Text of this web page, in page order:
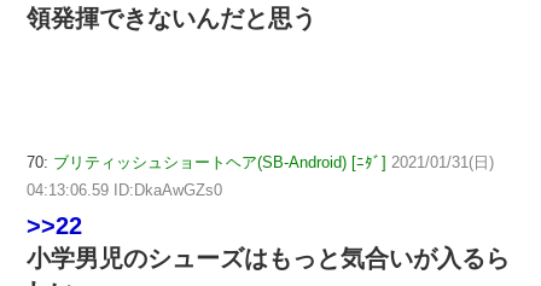
領発揮できないんだと思う
70: ブリティッシュショートヘア(SB-Android) [ﾆﾀﾞ] 2021/01/31(日)
04:13:06.59 ID:DkaAwGZs0
>>22
小学男児のシューズはもっと気合いが入るら